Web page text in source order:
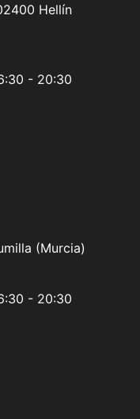
Hellín
- 20:30
(Murcia)
- 20:30